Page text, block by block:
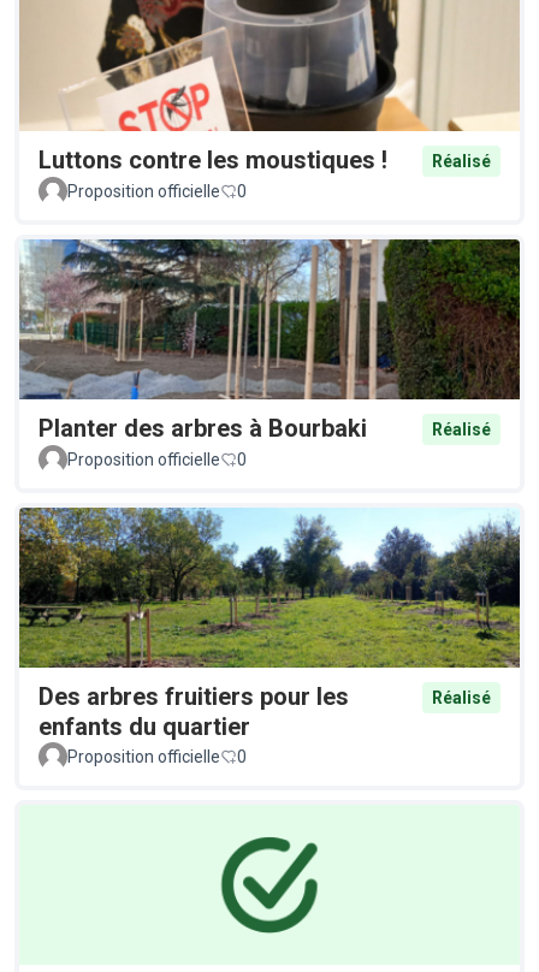
Luttons contre les moustiques !
Réalisé
Proposition officielle
0
Planter des arbres à Bourbaki
Réalisé
Proposition officielle
0
Des arbres fruitiers pour les
enfants du quartier
Réalisé
Proposition officielle 0